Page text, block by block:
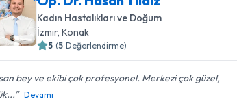
Kadın Hastalıkları ve Doğum
İzmir, Konak
5 (5 Değerlendirme)
bey ve ekibi çok profesyonel. Merkezi çok güzel,
Devamı